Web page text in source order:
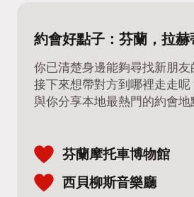
約會好點子：芬蘭，拉赫
你已清楚身邊能夠尋找新朋
接下來想帶對方到哪裡走走
與你分享本地最熱門的約會地
芬蘭摩托車博物館
西貝柳斯音樂廳